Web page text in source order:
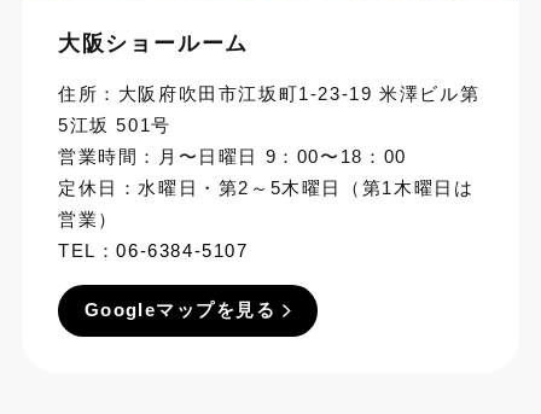
大阪ショールーム
住所：大阪府吹田市江坂町1-23-19 米澤ビル第
5江坂 501号
営業時間：月〜日曜日 9：00〜18：00
定休日：水曜日・第2～5木曜日（第1木曜日は
営業）
TEL：06-6384-5107
Googleマップを見る